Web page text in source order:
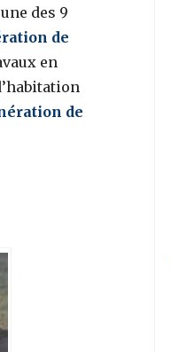
des 9
de
en
de